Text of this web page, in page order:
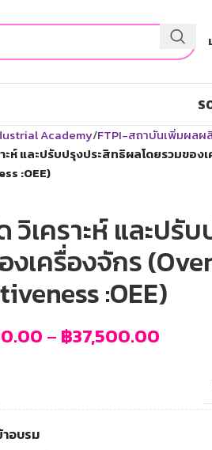
Academy FTPI-สถาบันเพิ่มผลผ
าะห์ และปรับปรุงประสิทธิผลโดยรวมขอ
:OEE)
วิเคราะห์ และปรั
งเครื่องจักร
:OEE)
– ฿37,500.00
าอบรม